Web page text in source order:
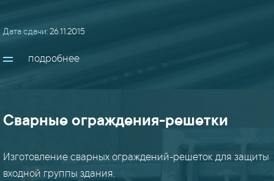
Дата сдачи:26.11.2015
подробнее
Сварные ограждения-решетки
Изготовление сварных ограждений-решеток для защиты
входной группы здания.